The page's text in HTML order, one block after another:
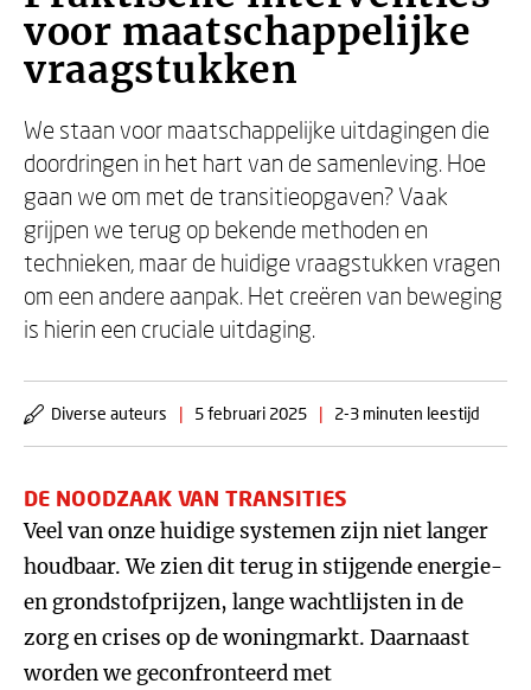
voor maatschappelijke
vraagstukken
We staan voor maatschappelijke uitdagingen die
doordringen in het hart van de samenleving. Hoe
gaan we om met de transitieopgaven? Vaak
grijpen we terug op bekende methoden en
technieken, maar de huidige vraagstukken vragen
om een andere aanpak. Het creëren van beweging
is hierin een cruciale uitdaging.
Diverse auteurs | 5 februari 2025 | 2-3 minuten leestijd
DE NOODZAAK VAN TRANSITIES
Veel van onze huidige systemen zijn niet langer
houdbaar. We zien dit terug in stijgende energie-
en grondstofprijzen, lange wachtlijsten in de
zorg en crises op de woningmarkt. Daarnaast
worden we geconfronteerd met